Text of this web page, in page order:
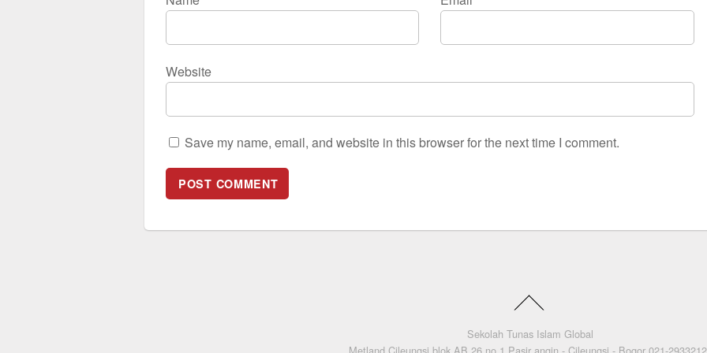
Website
Save my name, email, and website in this browser for the next time I comment.
Sekolah Tunas Islam Global
Metland Cileungsi blok AB 26 no 1 Pasir angin - Cileungsi - Bogor 021-